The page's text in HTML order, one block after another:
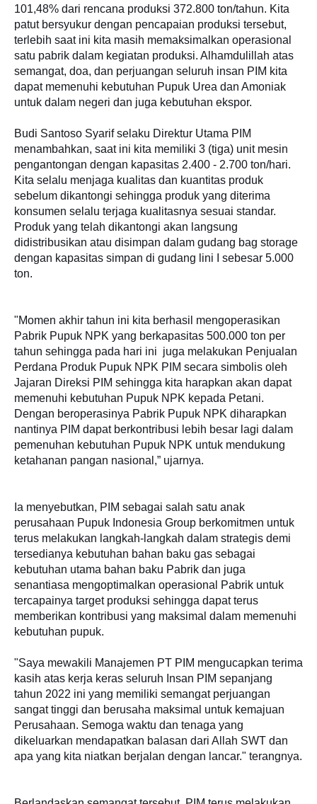
101,48% dari rencana produksi 372.800 ton/tahun. Kita
patut bersyukur dengan pencapaian produksi tersebut,
terlebih saat ini kita masih memaksimalkan operasional
satu pabrik dalam kegiatan produksi. Alhamdulillah atas
semangat, doa, dan perjuangan seluruh insan PIM kita
dapat memenuhi kebutuhan Pupuk Urea dan Amoniak
untuk dalam negeri dan juga kebutuhan ekspor.
Budi Santoso Syarif selaku Direktur Utama PIM
menambahkan, saat ini kita memiliki 3 (tiga) unit mesin
pengantongan dengan kapasitas 2.400 - 2.700 ton/hari.
Kita selalu menjaga kualitas dan kuantitas produk
sebelum dikantongi sehingga produk yang diterima
konsumen selalu terjaga kualitasnya sesuai standar.
Produk yang telah dikantongi akan langsung
didistribusikan atau disimpan dalam gudang bag storage
dengan kapasitas simpan di gudang lini I sebesar 5.000
ton.
"Momen akhir tahun ini kita berhasil mengoperasikan
Pabrik Pupuk NPK yang berkapasitas 500.000 ton per
tahun sehingga pada hari ini juga melakukan Penjualan
Perdana Produk Pupuk NPK PIM secara simbolis oleh
Jajaran Direksi PIM sehingga kita harapkan akan dapat
memenuhi kebutuhan Pupuk NPK kepada Petani.
Dengan beroperasinya Pabrik Pupuk NPK diharapkan
nantinya PIM dapat berkontribusi lebih besar lagi dalam
pemenuhan kebutuhan Pupuk NPK untuk mendukung
ketahanan pangan nasional,” ujarnya.
Ia menyebutkan, PIM sebagai salah satu anak
perusahaan Pupuk Indonesia Group berkomitmen untuk
terus melakukan langkah-langkah dalam strategis demi
tersedianya kebutuhan bahan baku gas sebagai
kebutuhan utama bahan baku Pabrik dan juga
senantiasa mengoptimalkan operasional Pabrik untuk
tercapainya target produksi sehingga dapat terus
memberikan kontribusi yang maksimal dalam memenuhi
kebutuhan pupuk.
"Saya mewakili Manajemen PT PIM mengucapkan terima
kasih atas kerja keras seluruh Insan PIM sepanjang
tahun 2022 ini yang memiliki semangat perjuangan
sangat tinggi dan berusaha maksimal untuk kemajuan
Perusahaan. Semoga waktu dan tenaga yang
dikeluarkan mendapatkan balasan dari Allah SWT dan
apa yang kita niatkan berjalan dengan lancar." terangnya.